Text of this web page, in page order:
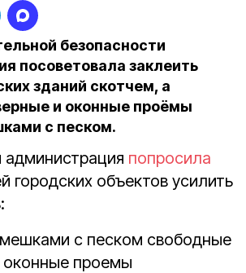
безопасности
посоветовала заклеить
зданий скотчем, а
и оконные проёмы
с песком.
администрация попросила
городских объектов усилить
с песком свободные
оконные проемы